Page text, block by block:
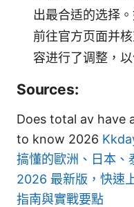
出最合适的选择
前往官方页面并
容进行了调整，
Sources:
Does total av have
to know 2026
搞懂的歐洲、日本、
2026 最新版，快速
指南與實戰要點